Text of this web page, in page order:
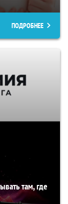
ПОДРОБНЕЕ
там, где